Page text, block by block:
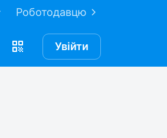
Роботодавцю
Увійти